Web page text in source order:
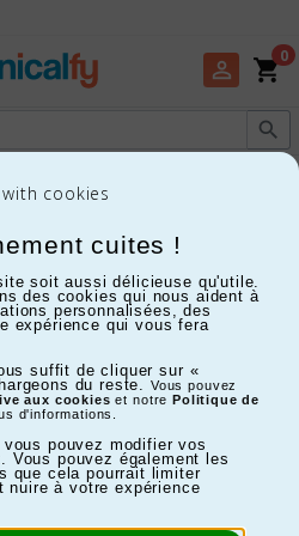
cuites !
soit aussi délicieuse qu'utile.
des cookies qui nous aident à
personnalisées, des
expérience qui vous fera
suffit de cliquer sur «
du reste.
Vous pouvez
aux cookies et notrePolitique de
d'informations.
pouvez modifier vos
Vous pouvez également les
que cela pourrait limiter
à votre expérience
perm_identity shopping_cart
0

pour
FILTRER